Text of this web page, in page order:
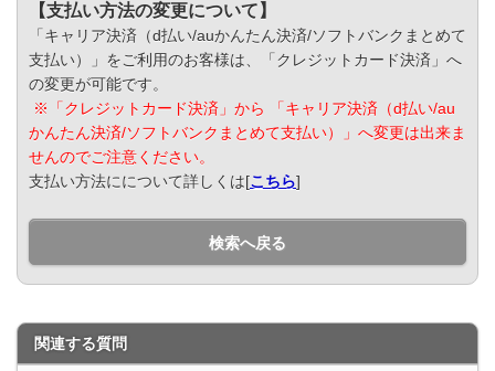
【支払い方法の変更について】
「キャリア決済（d払い/auかんたん決済/ソフトバンクまとめて
支払い）」をご利用のお客様は、「クレジットカード決済」へ
の変更が可能です。
※「クレジットカード決済」から 「キャリア決済（d払い/au
かんたん決済/ソフトバンクまとめて支払い）」へ変更は出来ま
せんのでご注意ください。
支払い方法にについて詳しくは[こちら]
検索へ戻る
関連する質問